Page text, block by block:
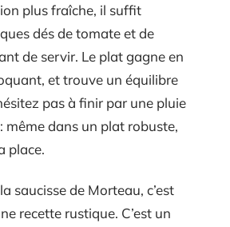
plus fraîche, il suffit
dés de tomate et de
de servir. Le plat gagne en
et trouve un équilibre
pas à finir par une pluie
même dans un plat robuste,
place.
saucisse de Morteau, c’est
recette rustique. C’est un